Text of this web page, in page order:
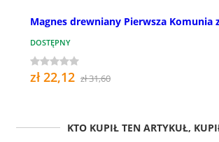
Magnes drewniany Pierwsza Komunia
DOSTĘPNY
zł 22,12 zł 31,60
KTO KUPIŁ TEN ARTYKUŁ,